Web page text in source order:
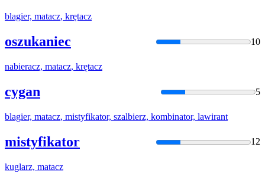
blagier, matacz, krętacz
oszukaniec 10
nabieracz, matacz, krętacz
cygan 5
blagier, matacz, mistyfikator, szalbierz, kombinator, lawirant
mistyfikator 12
kuglarz, matacz